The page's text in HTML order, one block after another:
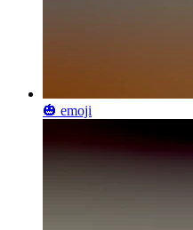
🎃 emoji